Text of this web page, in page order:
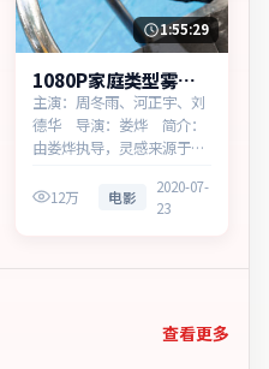
1:55:29
1080P家庭类型雾岛
边界蓝光资源看
主演：周冬雨、河正宇、刘
德华 导演：娄烨 简介：
由娄烨执导，灵感来源于历
家庭作品。在边境小城与首
都之间，叙事围绕人物抉择
12万 电影
2020-07-
23
查看更多